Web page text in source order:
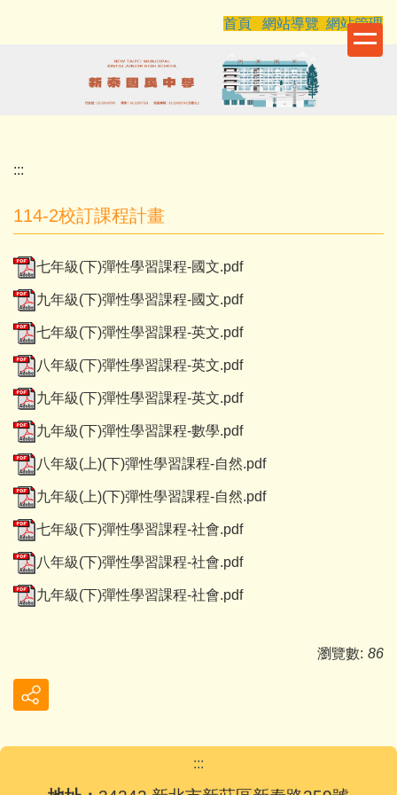
首頁 網站導覽 網站管理
:::
114-2校訂課程計畫
七年級(下)彈性學習課程-國文.pdf
九年級(下)彈性學習課程-國文.pdf
七年級(下)彈性學習課程-英文.pdf
八年級(下)彈性學習課程-英文.pdf
九年級(下)彈性學習課程-英文.pdf
九年級(下)彈性學習課程-數學.pdf
八年級(上)(下)彈性學習課程-自然.pdf
九年級(上)(下)彈性學習課程-自然.pdf
七年級(下)彈性學習課程-社會.pdf
八年級(下)彈性學習課程-社會.pdf
九年級(下)彈性學習課程-社會.pdf
瀏覽數: 86
:::